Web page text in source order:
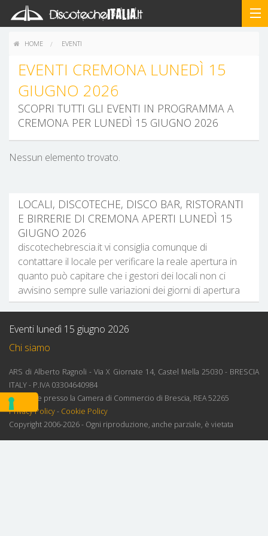
HOME EVENTI
EVENTI CREMONA LUNEDÌ 15
GIUGNO 2026
SCOPRI TUTTI GLI EVENTI IN PROGRAMMA A
CREMONA PER LUNEDÌ 15 GIUGNO 2026
Nessun elemento trovato.
LOCALI, DISCOTECHE, DISCO BAR, RISTORANTI
E BIRRERIE DI CREMONA APERTI LUNEDÌ 15
GIUGNO 2026
discotechebrescia.it vi consiglia comunque di
contattare il locale per verificare la reale apertura in
quanto può capitare che i gestori dei locali non ci
avvisino sempre sulle variazioni dei giorni di apertura
Eventi lunedì 15 giugno 2026
Chi siamo
ARS di Alberto Ragnoli - Via X Giornate 14, Castel Mella 25030 - BRESCIA
ITALY - P.IVA 03304640984
Iscrizione presso la Camera di Commercio di Brescia, REA 52265
Privacy Policy- Cookie Policy
Copyright 2006-2026 - Ogni riproduzione, anche parziale, è vietata